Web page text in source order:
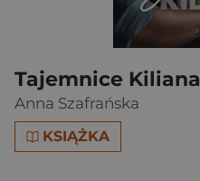
Tajemnice Kiliana
Anna Szafrańska
KSIĄŻKA